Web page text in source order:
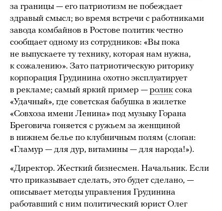
за границы — его патриотизм не побеждает
здравый смысл; во время встречи с работниками
завода комбайнов в Ростове политик честно
сообщает одному из сотрудников: «Вы пока
не выпускаете ту технику, которая нам нужна,
к сожалению». Зато патриотическую риторику
корпорация Грудинина охотно эксплуатирует
в рекламе; самый яркий пример — ролик сока
«Удачный», где советская бабушка в жилетке
«Совхоза имени Ленина» под музыку Горана
Бреговича гоняется с ружьем за женщиной
в нижнем белье по клубничным полям (слоган:
«Гламур — для дур, витамины — для народа!»).
«Директор. Жесткий бизнесмен. Начальник. Если
что приказывает сделать, это будет сделано, —
описывает методы управления Грудинина
работавший с ним политический юрист Олег